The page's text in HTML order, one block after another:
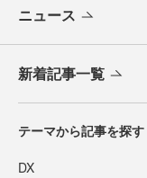
ニュース
新着記事一覧
テーマから記事を探す
DX